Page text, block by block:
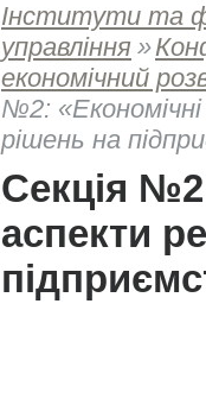
Інститути та
управлiння »
економічний
№2: «Економічні
рішень на
Секція
аспекти